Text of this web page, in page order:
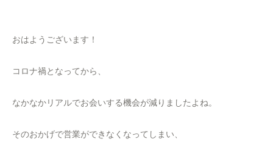
おはようございます！
コロナ禍となってから、
なかなかリアルでお会いする機会が減りましたよね。
そのおかげで営業ができなくなってしまい、